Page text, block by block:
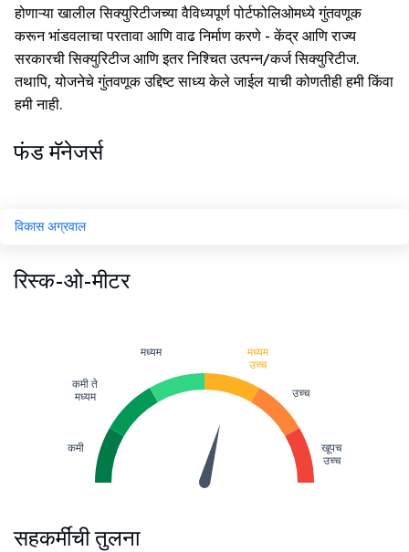
होणाऱ्या खालील सिक्युरिटीजच्या वैविध्यपूर्ण पोर्टफोलिओमध्ये गुंतवणूक
करून भांडवलाचा परतावा आणि वाढ निर्माण करणे - केंद्र आणि राज्य
सरकारची सिक्युरिटीज आणि इतर निश्चित उत्पन्न/कर्ज सिक्युरिटीज.
तथापि, योजनेचे गुंतवणूक उद्दिष्ट साध्य केले जाईल याची कोणतीही हमी किंवा
हमी नाही.
फंड मॅनेजर्स
विकास अग्रवाल
रिस्क-ओ-मीटर
कमी
कमी ते
मध्यम
मध्यम
मध्यम
उच्च
उच्च
खूपच
उच्च
सहकर्मींची तुलना